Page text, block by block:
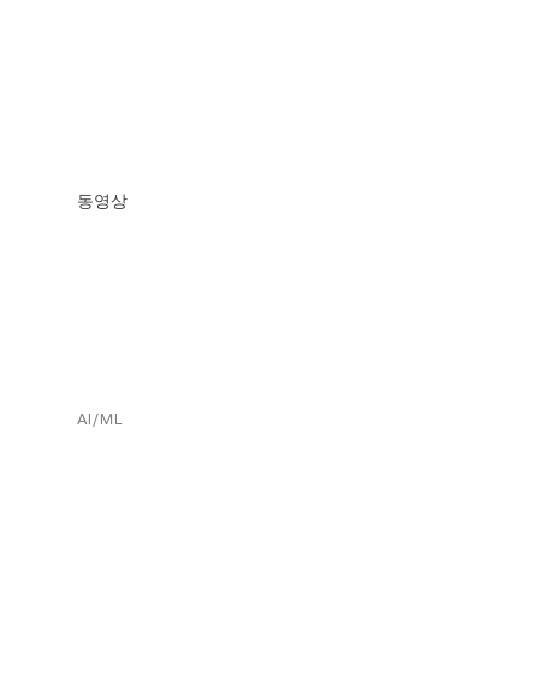
동영상
AI/ML